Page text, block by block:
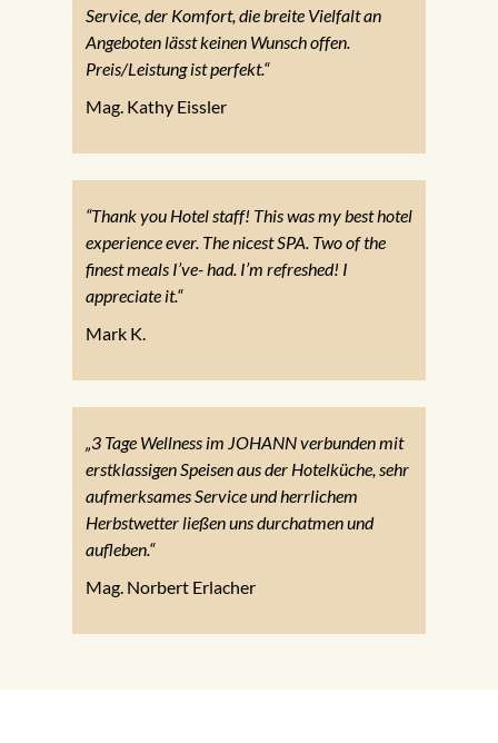
Service, der Komfort, die breite Vielfalt an
Angeboten lässt keinen Wunsch offen.
Preis/Leistung ist perfekt.“
Mag. Kathy Eissler
“Thank you Hotel staff! This was my best hotel
experience ever. The nicest SPA. Two of the
finest meals I’ve- had. I’m refreshed! I
appreciate it.“
Mark K.
„3 Tage Wellness im JOHANN verbunden mit
erstklassigen Speisen aus der Hotelküche, sehr
aufmerksames Service und herrlichem
Herbstwetter ließen uns durchatmen und
aufleben.“
Mag. Norbert Erlacher